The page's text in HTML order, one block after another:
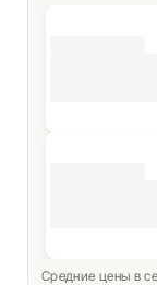
Средние цены в